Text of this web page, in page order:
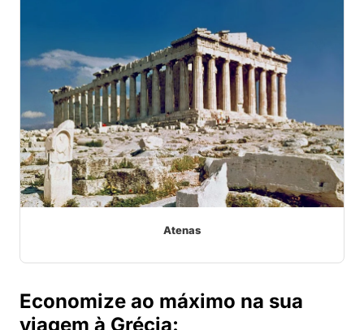
Atenas
Economize ao máximo na sua
viagem à Grécia: